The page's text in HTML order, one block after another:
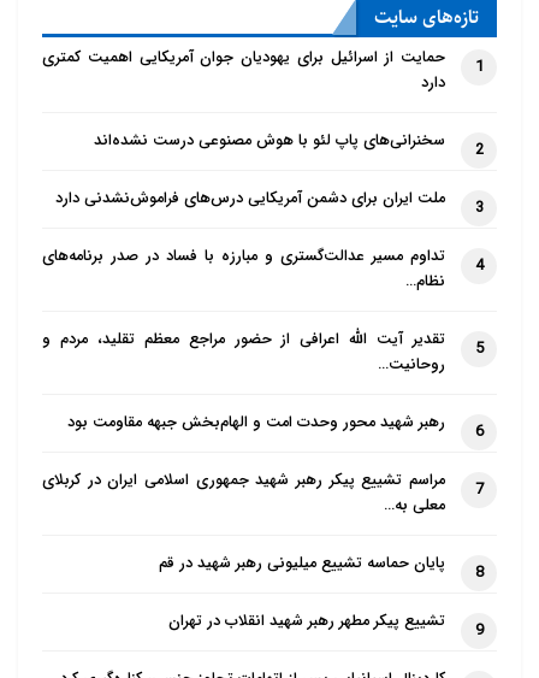
تازه‌‌های سایت
1
حمایت از اسرائیل برای یهودیان جوان آمریکایی اهمیت کمتری
دارد
2 سخنرانی‌های پاپ لئو با هوش مصنوعی درست نشده‌اند
3 ملت ایران برای دشمن آمریکایی درس‌های فراموش‌نشدنی دارد
4
تداوم مسیر عدالت‌گستری و مبارزه با فساد در صدر برنامه‌های
نظام…
5
تقدیر آیت الله اعرافی از حضور مراجع معظم تقلید، مردم و
روحانیت…
6 رهبر شهید محور وحدت امت و الهام‌بخش جبهه مقاومت بود
7
مراسم تشییع پیکر رهبر شهید جمهوری اسلامی ایران در کربلای
معلی به…
8 پایان حماسه تشییع میلیونی رهبر شهید در قم
9 تشییع پیکر مطهر رهبر شهید انقلاب در تهران